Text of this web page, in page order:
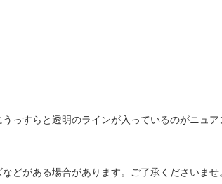
っすらと透明のラインが入っているのがニュ
どがある場合があります。ご了承くださいませ